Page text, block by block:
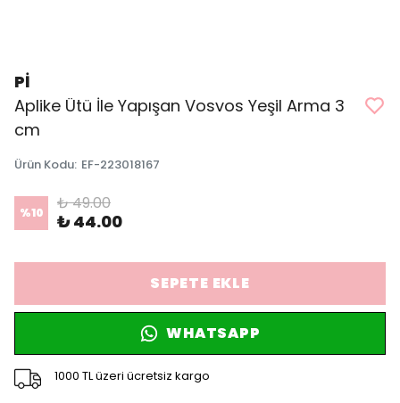
Pİ
Aplike Ütü İle Yapışan Vosvos Yeşil Arma 3
cm
Ürün Kodu: EF-223018167
%10 ₺ 49.00
₺ 44.00
SEPETE EKLE
WHATSAPP
1000 TL üzeri ücretsiz kargo